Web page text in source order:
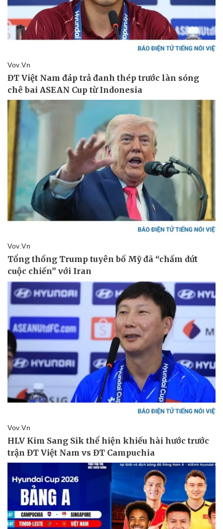
Sức khỏe
Dinh dưỡng - món ngon
Cây thuốc
Sản phụ khoa
Nhi khoa
Nam khoa
Làm đẹp - giảm cân
Đời sống
Nhà đẹp
Blog
Tình yêu - Gia đình